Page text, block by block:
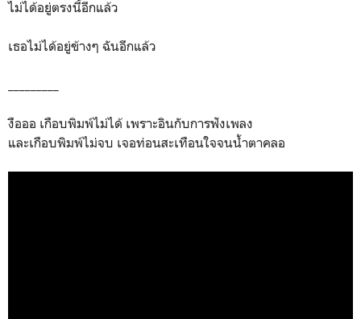
ไม่ได้อยู่ตรงนี้อีกแล้ว
เธอไม่ได้อยู่ข้างๆ ฉันอีกแล้ว
งือออ เกือบพิมพ์ไม่ได้ เพราะอินกับการฟังเพลง
และเกือบพิมพ์ไม่จบ เจอท่อนสะเทือนใจจนน้ำตาคลอ